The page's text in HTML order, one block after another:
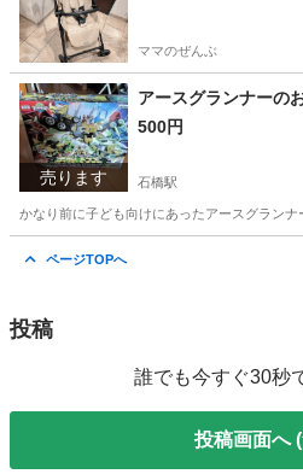
ママのぜんぶ
売ります
アースグランナーの
500円
石橋駅
かなり前に子ども向けにあったアースグラン
ページTOPへ
投稿
誰でも今すぐ30秒
投稿画面へ